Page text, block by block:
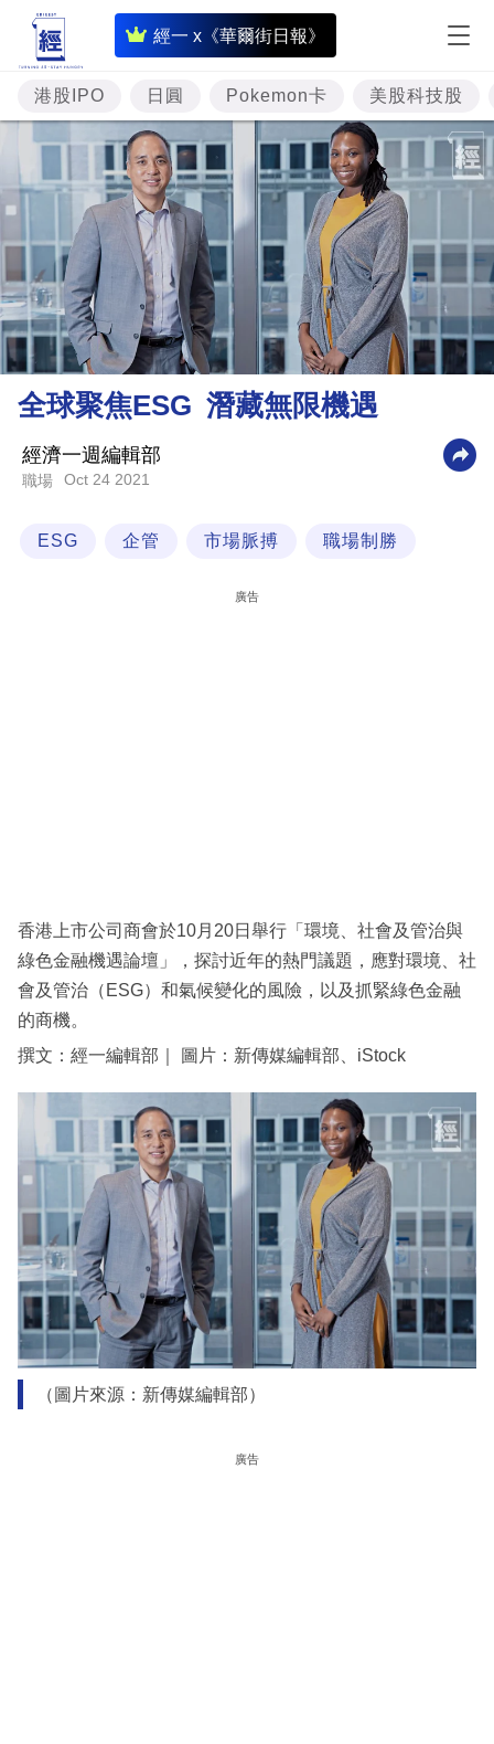
經一 x《華爾街日報》
即
時
財
經
專
題
投
資
樓
市
理
財
商
業
技
閱
專
區
港股IPO 日圓 Pokemon卡 美股科技股
全球聚焦ESG 潛藏無限機遇
經濟一週編輯部
職場 Oct 24 2021
ESG 企管 市場脈搏 職場制勝
廣告
香港上市公司商會於10月20日舉行「環境、社會及管治與
綠色金融機遇論壇」，探討近年的熱門議題，應對環境、社
會及管治（ESG）和氣候變化的風險，以及抓緊綠色金融
的商機。
撰文：經一編輯部｜ 圖片：新傳媒編輯部、iStock
（圖片來源：新傳媒編輯部）
廣告